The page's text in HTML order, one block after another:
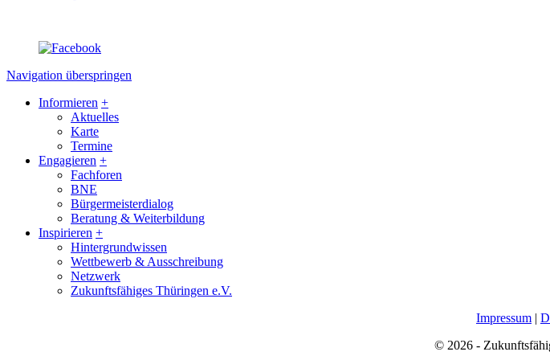
Navigation überspringen
Informieren +
Aktuelles
Karte
Termine
Engagieren +
Fachforen
BNE
Bürgermeisterdialog
Beratung & Weiterbildung
Inspirieren +
Hintergrundwissen
Wettbewerb & Ausschreibung
Netzwerk
Zukunftsfähiges Thüringen e.V.
Impressum |
© 2026 -